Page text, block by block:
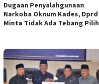
Dugaan Penyalahgunaan
Narkoba Oknum Kades, Dprd
Minta Tidak Ada Tebang Pilih